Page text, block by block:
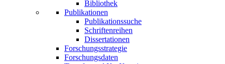
Bibliothek
Publikationen
Publikationssuche
Schriftenreihen
Dissertationen
Forschungsstrategie
Forschungsdaten